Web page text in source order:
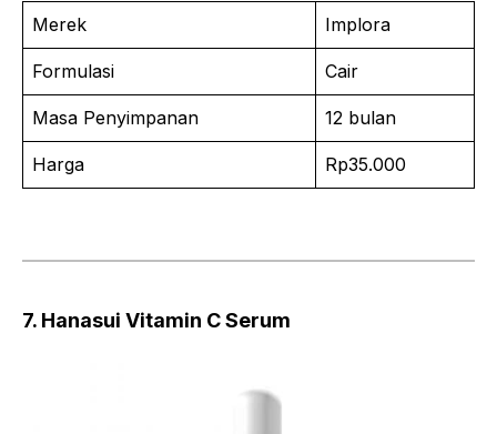
Merek Implora
Formulasi Cair
Masa Penyimpanan 12 bulan
Harga Rp35.000
7. Hanasui Vitamin C Serum